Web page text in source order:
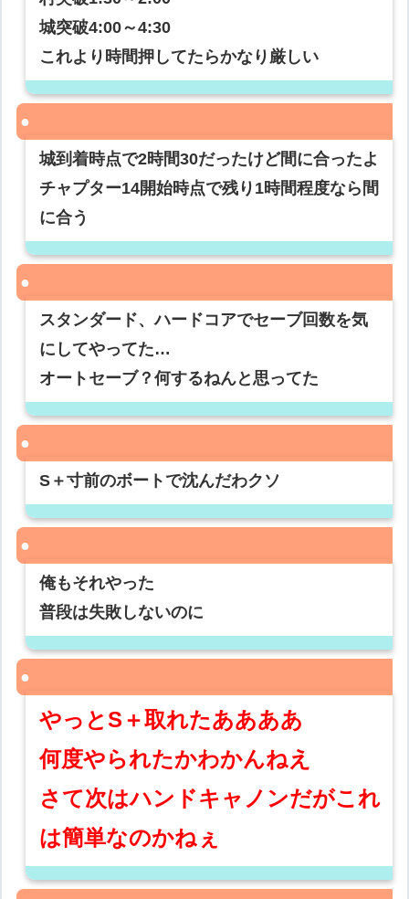
城突破4:00～4:30
これより時間押してたらかなり厳しい
城到着時点で2時間30だったけど間に合ったよ
チャプター14開始時点で残り1時間程度なら間
に合う
スタンダード、ハードコアでセーブ回数を気
にしてやってた…
オートセーブ？何するねんと思ってた
S＋寸前のボートで沈んだわクソ
俺もそれやった
普段は失敗しないのに
やっとS＋取れたああああ
何度やられたかわかんねえ
さて次はハンドキャノンだがこれ
は簡単なのかねぇ